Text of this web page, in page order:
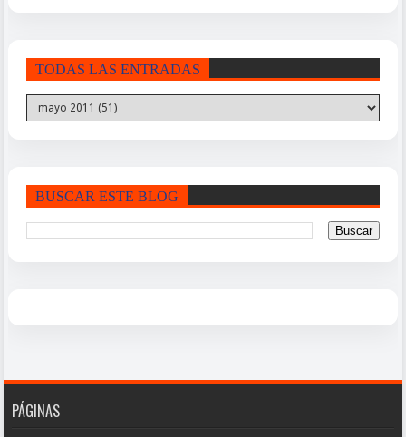
TODAS LAS ENTRADAS
BUSCAR ESTE BLOG
PÁGINAS